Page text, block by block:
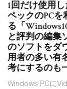
1回だけ使用
ペックのPC
る「
と評判の編集
のソフトをダ
用者の多い有
考にするのも
Windows PCに